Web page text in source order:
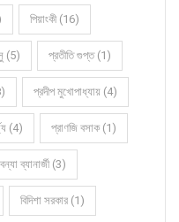
পিয়াংকী (16)
(5) প্রতীতি গুপ্ত (1)
প্রদীপ মুখোপাধ্যায় (4)
(4) প্রাণজি বসাক (1)
বন্যা ব্যানার্জী (3)
বিদিশা সরকার (1)